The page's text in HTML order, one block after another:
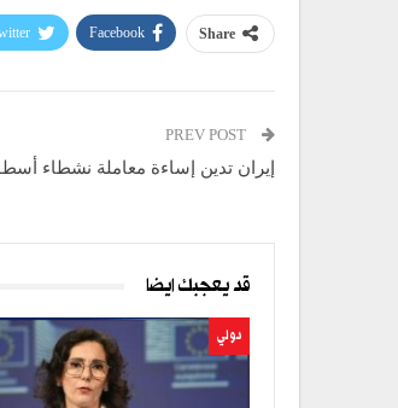
Share
Facebook
إيران تدين إساءة معاملة نشطاء
قد يعجبك ايضا
دولي